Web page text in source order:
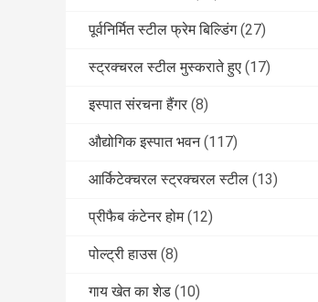
पूर्वनिर्मित स्टील फ्रेम बिल्डिंग (27)
स्ट्रक्चरल स्टील मुस्कराते हुए (17)
इस्पात संरचना हैंगर (8)
औद्योगिक इस्पात भवन (117)
आर्किटेक्चरल स्ट्रक्चरल स्टील (13)
प्रीफैब कंटेनर होम (12)
पोल्ट्री हाउस (8)
गाय खेत का शेड (10)